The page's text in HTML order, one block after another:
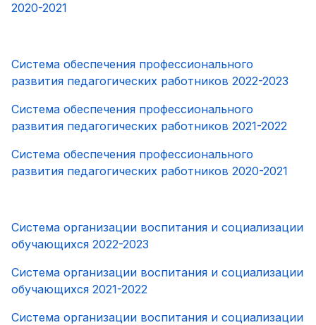
2020-2021
Система обеспечения профессионального
развития педагогических работников 2022-2023
Система обеспечения профессионального
развития педагогических работников 2021-2022
Система обеспечения профессионального
развития педагогических работников 2020-2021
Система организации воспитания и социализации
обучающихся 2022-2023
Система организации воспитания и социализации
обучающихся 2021-2022
Система организации воспитания и социализации